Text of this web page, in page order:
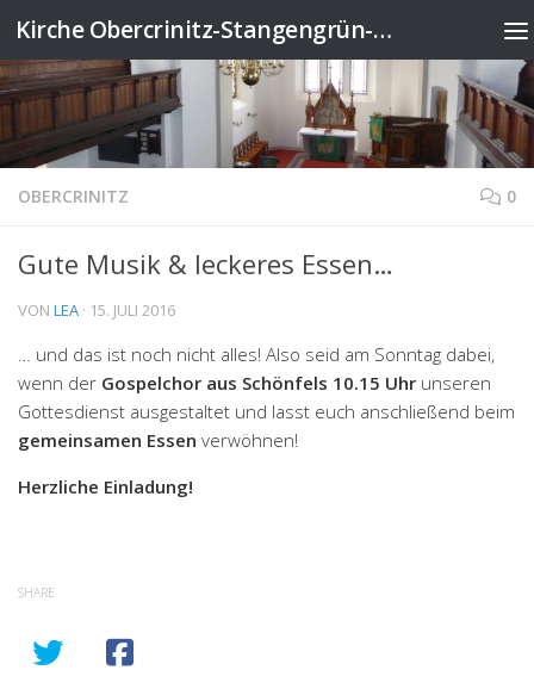
Zum Inhalt springen Kirche Obercrinitz-Stangengrün-Wildenau
OBERCRINITZ 0
Gute Musik & leckeres Essen…
VON LEA · 15. JULI 2016
… und das ist noch nicht alles! Also seid am Sonntag dabei,
wenn der Gospelchor aus Schönfels 10.15 Uhr unseren
Gottesdienst ausgestaltet und lasst euch anschließend beim
gemeinsamen Essen verwöhnen!
Herzliche Einladung!
SHARE